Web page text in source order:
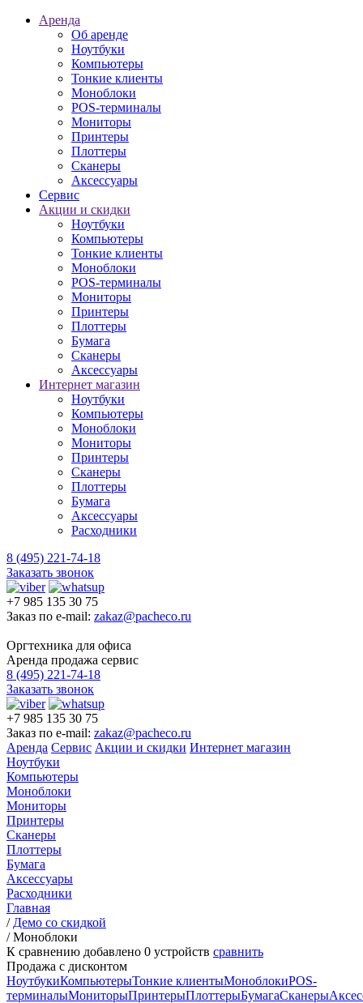
Аренда
Об аренде
Ноутбуки
Компьютеры
Тонкие клиенты
Моноблоки
POS-терминалы
Мониторы
Принтеры
Плоттеры
Сканеры
Аксессуары
Сервис
Акции и скидки
Ноутбуки
Компьютеры
Тонкие клиенты
Моноблоки
POS-терминалы
Мониторы
Принтеры
Плоттеры
Бумага
Сканеры
Аксессуары
Интернет магазин
Ноутбуки
Компьютеры
Моноблоки
Мониторы
Принтеры
Сканеры
Плоттеры
Бумага
Аксессуары
Расходники
8 (495) 221-74-18
Заказать звонок
+7 985 135 30 75
Заказ по e-mail: zakaz@pacheco.ru
Оргтехника для офиса
Аренда продажа сервис
8 (495) 221-74-18
Заказать звонок
+7 985 135 30 75
Заказ по e-mail: zakaz@pacheco.ru
Аренда Сервис Акции и скидки Интернет магазин
Ноутбуки
Компьютеры
Моноблоки
Мониторы
Принтеры
Сканеры
Плоттеры
Бумага
Аксессуары
Расходники
Главная
/ Демо со скидкой
/Моноблоки
К сравнению добавлено 0 устройств сравнить
Продажа с дисконтом
НоутбукиКомпьютерыТонкие клиентыМоноблокиPOS-
терминалыМониторыПринтерыПлоттерыБумагаСканеры